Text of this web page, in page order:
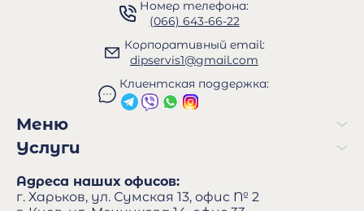
Номер телефона:
(066) 643-66-22
Корпоративный email:
dipservis1@gmail.com
Клиентская поддержка:
Меню
Услуги
Адреса наших офисов:
г. Харьков, ул. Сумская 13, офис № 2